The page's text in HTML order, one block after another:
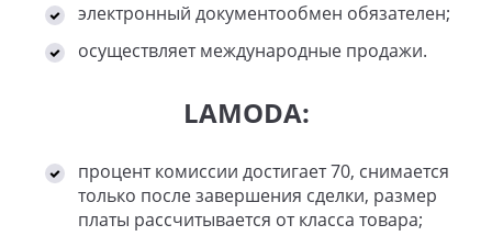
электронный документообмен обязателен;
осуществляет международные продажи.
LAMODA:
процент комиссии достигает 70, снимается
только после завершения сделки, размер
платы рассчитывается от класса товара;